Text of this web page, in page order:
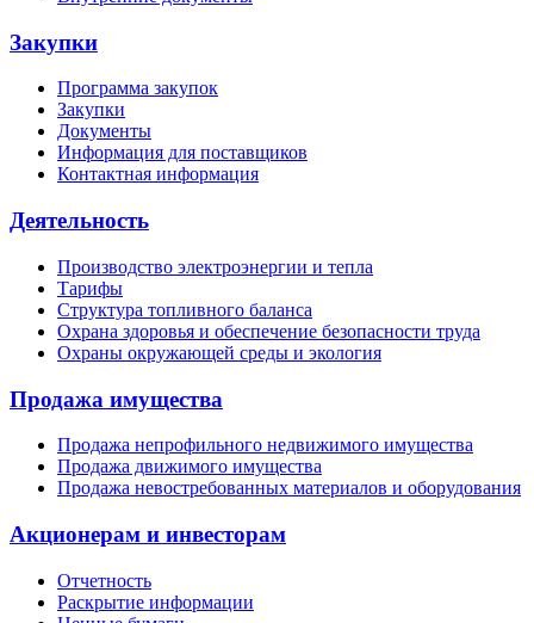
Закупки
Программа закупок
Закупки
Документы
Информация для поставщиков
Контактная информация
Деятельность
Производство электроэнергии и тепла
Тарифы
Структура топливного баланса
Охрана здоровья и обеспечение безопасности труда
Охраны окружающей среды и экология
Продажа имущества
Продажа непрофильного недвижимого имущества
Продажа движимого имущества
Продажа невостребованных материалов и оборудования
Акционерам и инвесторам
Отчетность
Раскрытие информации